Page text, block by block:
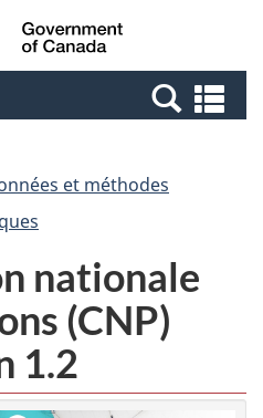
Passer
au
Passer
à
Canada
et
et méthodes
nationale
(CNP)
1.2